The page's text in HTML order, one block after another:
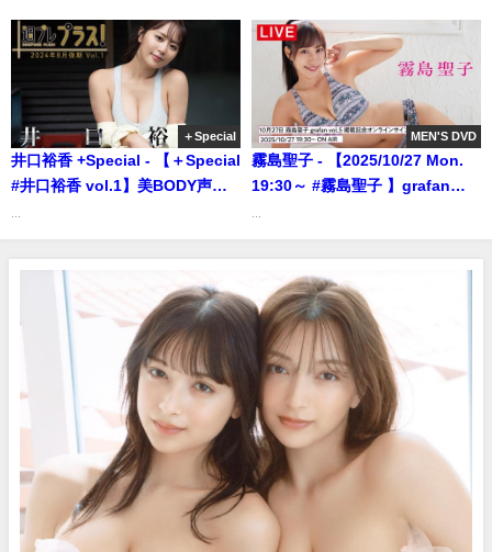
＋Special
井口裕香 +Special - 【＋Special
#井口裕香 vol.1】美BODY声優
『プラス！』初登場!! ＜2024年8
月後期＞―Yuka Iguchi（2024
年08月14日） | 週プレ
Channel【集英社 週刊プレイボ
ーイ公式】さんより
MEN'S DVD
霧島聖子 - 【2025/10/27 Mon.
19:30～ #霧島聖子 】grafan
会 (Oct 27, 2025) | MEN'S DVD
Channelさんより